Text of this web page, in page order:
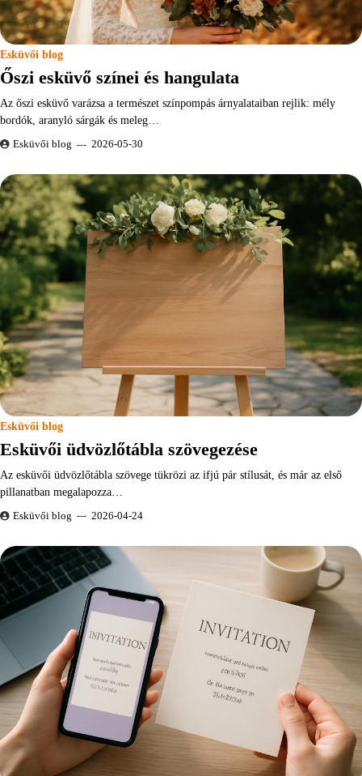
Esküvői blog
Őszi esküvő színei és hangulata
Az őszi esküvő varázsa a természet színpompás árnyalataiban rejlik: mély
bordók, aranyló sárgák és meleg…
Esküvői blog 2026-05-30
Esküvői blog
Esküvői üdvözlőtábla szövegezése
Az esküvői üdvözlőtábla szövege tükrözi az ifjú pár stílusát, és már az első
pillanatban megalapozza…
Esküvői blog 2026-04-24